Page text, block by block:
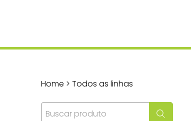
Home > Todos as linhas